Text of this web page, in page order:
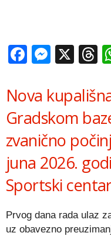
Facebook
X
Nova
Gradskom
zvanično
juna 2026.
Sportski
Prvog dana rada ulaz
uz obavezno